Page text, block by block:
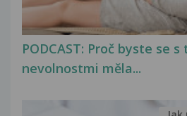
PODCAST: Proč byste se
nevolnostmi měla...